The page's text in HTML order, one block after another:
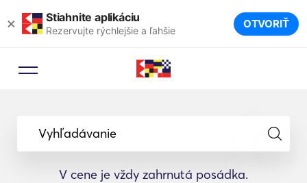
× Stiahnite aplikáciu
Rezervujte rýchlejšie a ľahšie OTVORIŤ
Vyhľadávanie
V cene je vždy zahrnutá posádka.